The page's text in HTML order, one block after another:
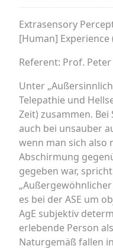
Extrasensory
[Human] Experience
Referent: Prof.
Unter
Telepathie und
Zeit) zusammen.
auch bei unsauber
wenn man sich also
Abschirmung
gegeben war,
es bei der ASE um
AgE subjektiv
erlebende Person
Naturgemäß fallen